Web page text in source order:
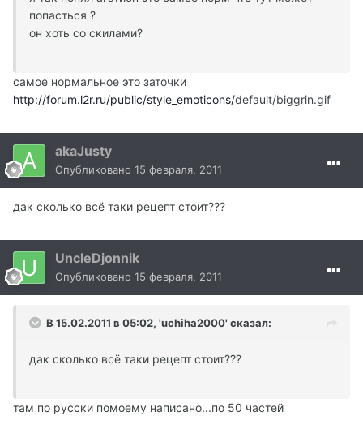
попасться ?
он хоть со скилами?
самое нормальное это заточки
http://forum.l2r.ru/public/style_emoticons/default/biggrin.gif
akaJusty
Опубликовано 15 февраля, 2011
дак сколько всё таки рецепт стоит???
UncleDjonnik
Опубликовано 15 февраля, 2011
В 15.02.2011 в 05:02, 'uchiha2000' сказал:
дак сколько всё таки рецепт стоит???
там по русски помоему написано...по 50 частей